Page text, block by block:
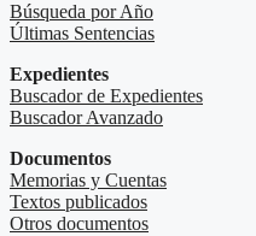
Búsqueda por Año
Últimas Sentencias
Expedientes
Buscador de Expedientes
Buscador Avanzado
Documentos
Memorias y Cuentas
Textos publicados
Otros documentos